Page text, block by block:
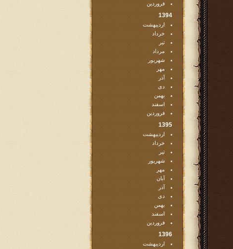
فروردین
1394
اردیبهشت
خرداد
تیر
مرداد
شهریور
مهر
آذر
دی
بهمن
اسفند
فروردین
1395
اردیبهشت
خرداد
تیر
شهریور
مهر
آبان
آذر
دی
بهمن
اسفند
فروردین
1396
اردیبهشت